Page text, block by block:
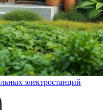
электростанций